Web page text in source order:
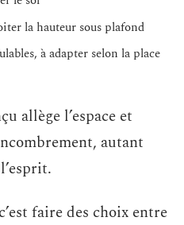
la hauteur sous plafond
à adapter selon la place
allège l’espace et
autant
faire des choix entre